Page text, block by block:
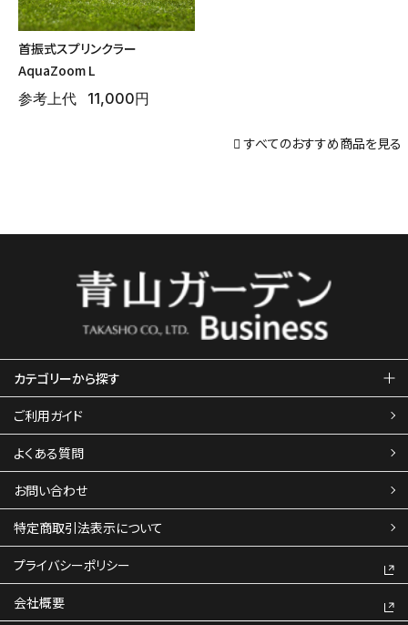
首振式スプリンクラー
AquaZoom L
参考上代
11,000円
すべてのおすすめ商品を見る
カテゴリーから探す
ご利用ガイド
よくある質問
お問い合わせ
特定商取引法表示について
プライバシーポリシー
会社概要